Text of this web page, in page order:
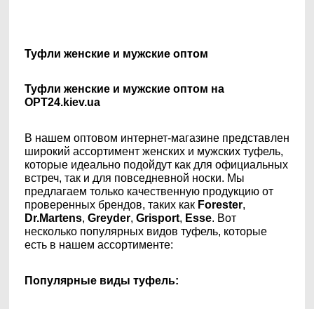
Туфли женские и мужские оптом
Туфли женские и мужские оптом на
OPT24.kiev.ua
В нашем оптовом интернет-магазине представлен
широкий ассортимент женских и мужских туфель,
которые идеально подойдут как для официальных
встреч, так и для повседневной носки. Мы
предлагаем только качественную продукцию от
проверенных брендов, таких как Forester,
Dr.Martens, Greyder, Grisport, Esse. Вот
несколько популярных видов туфель, которые
есть в нашем ассортименте:
Популярные виды туфель: